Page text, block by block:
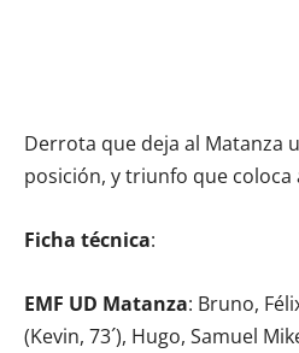
Derrota que deja al Matanza
posición, y triunfo que
Ficha técnica:
EMF UD Matanza: Bruno,
(Kevin, 73´), Hugo, Samuel